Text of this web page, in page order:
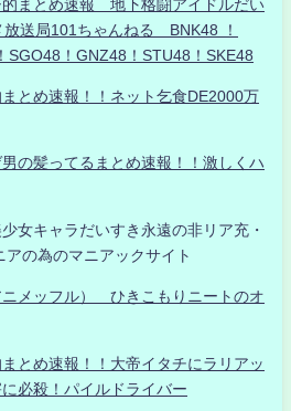
まとめ速報 地下格闘アイドルだい
送局101ちゃんねる BNK48 ！
SGO48！GNZ48！STU48！SKE48
とめ速報！！ネット乞食DE2000万
の髪ってるまとめ速報！！激しくハ
女キャラだいすき永遠の非リア充・
の為のマニアックサイト
ニメッフル） ひきこもりニートのオ
とめ速報！！大帝イタチにラリアッ
必殺！パイルドライバー